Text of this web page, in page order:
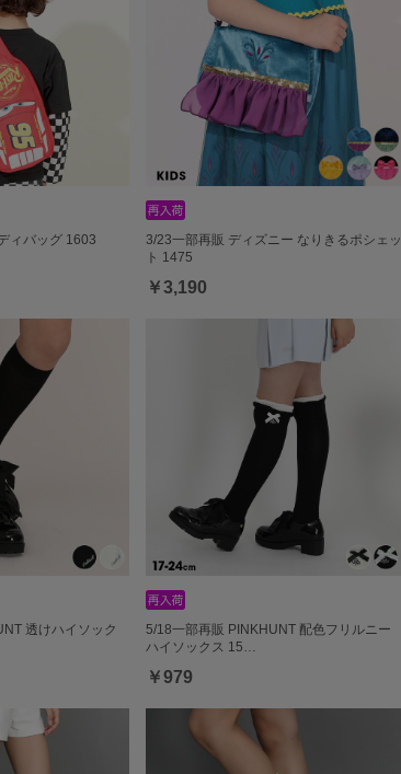
ィバッグ 1603
3/23一部再販 ディズニー なりきるポシェッ
ト 1475
￥3,190
透けハイソック
5/18一部再販 PINKHUNT 配色フリルニー
ハイソックス 15…
￥979